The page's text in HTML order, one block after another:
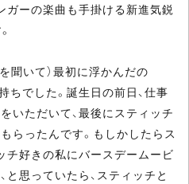
ガーの楽曲も手掛ける新進気鋭
聞いて）最初に浮かんだの
ちでした。誕生日の前日、仕事
いただいて、最後にスティッチ
らったんです。もしかしたらス
チ好きの私にバースデームービ
思っていたら、スティッチと